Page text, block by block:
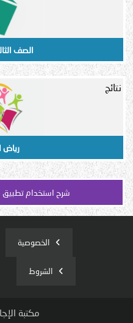
الصف
نتائج
رياض
شرح استخدام تطبيق
الخصوصية
الشروط
مكتبة